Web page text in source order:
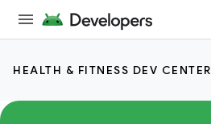
HEALTH & FITNESS DEV CENTER